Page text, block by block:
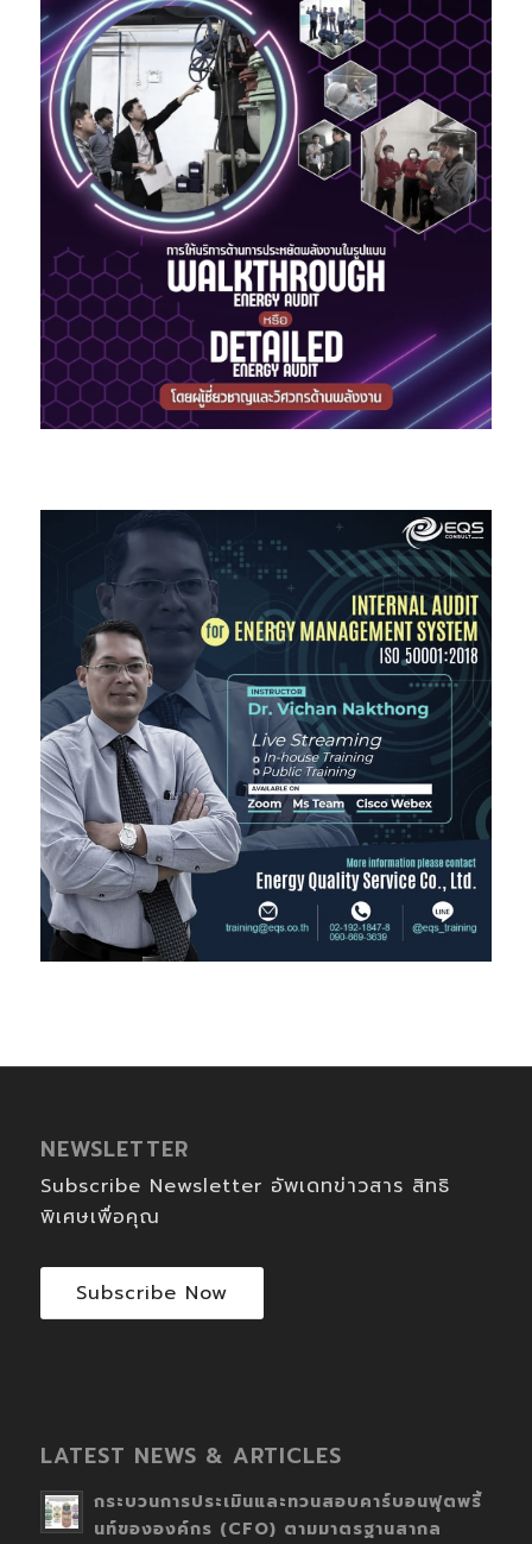
NEWSLETTER
Subscribe Newsletter อัพเดทข่าวสาร สิทธิ
พิเศษเพื่อคุณ
Subscribe Now
LATEST NEWS & ARTICLES
กระบวนการประเมินและทวนสอบคาร์บอนฟุตพริ้
นท์ขององค์กร (CFO) ตามมาตรฐานสากล